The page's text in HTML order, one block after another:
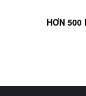
HƠN 500